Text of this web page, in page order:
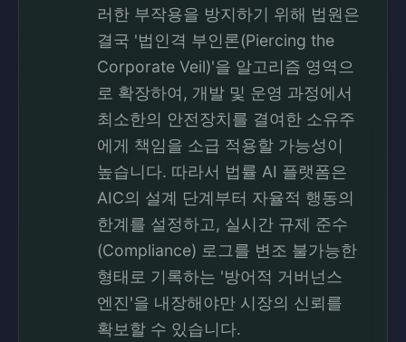
러한 부작용을 방지하기 위해 법원은
결국 '법인격 부인론(Piercing the
Corporate Veil)'을 알고리즘 영역으
로 확장하여, 개발 및 운영 과정에서
최소한의 안전장치를 결여한 소유주
에게 책임을 소급 적용할 가능성이
높습니다. 따라서 법률 AI 플랫폼은
AIC의 설계 단계부터 자율적 행동의
한계를 설정하고, 실시간 규제 준수
(Compliance) 로그를 변조 불가능한
형태로 기록하는 '방어적 거버넌스
엔진'을 내장해야만 시장의 신뢰를
확보할 수 있습니다.